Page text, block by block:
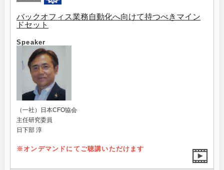
バックオフィス業務自動化へ向けて持つべきマイン
ドセット
Speaker
（一社）日本CFO協会
主任研究委員
日下部 淳
※オンデマンドにてご聴講いただけます